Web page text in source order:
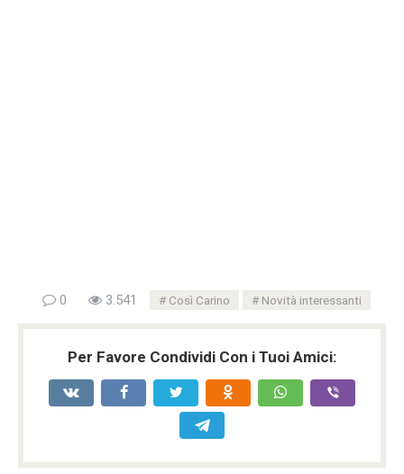
0 3.541 Così Carino Novità interessanti
Per Favore Condividi Con i Tuoi Amici: